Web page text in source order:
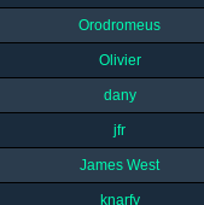
Orodromeus
Olivier
dany
jfr
James West
knarfy